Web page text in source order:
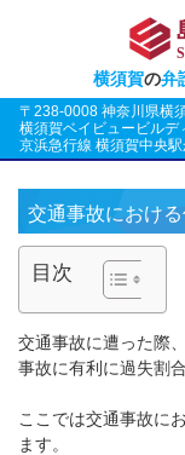
横須賀の弁
〒238-0008 神奈川県横
横須賀ベイビュービルデ
京浜急行線 横須賀中央駅
交通事故におけ
目次
交通事故に遭った際
事故に有利に過失割
ここでは交通事故に
ます。